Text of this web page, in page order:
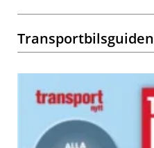
Transportbilsguiden